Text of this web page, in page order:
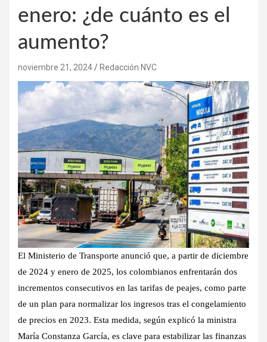
enero: ¿de cuánto es el
aumento?
noviembre 21, 2024 Redacción NVC
El Ministerio de Transporte anunció que, a partir de diciembre
de 2024 y enero de 2025, los colombianos enfrentarán dos
incrementos consecutivos en las tarifas de peajes, como parte
de un plan para normalizar los ingresos tras el congelamiento
de precios en 2023. Esta medida, según explicó la ministra
María Constanza García, es clave para estabilizar las finanzas